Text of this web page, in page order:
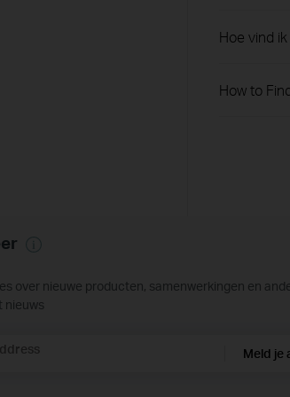
Hoe vind
How to
over nieuwe producten, samenwerkingen en
nieuws
Meld je